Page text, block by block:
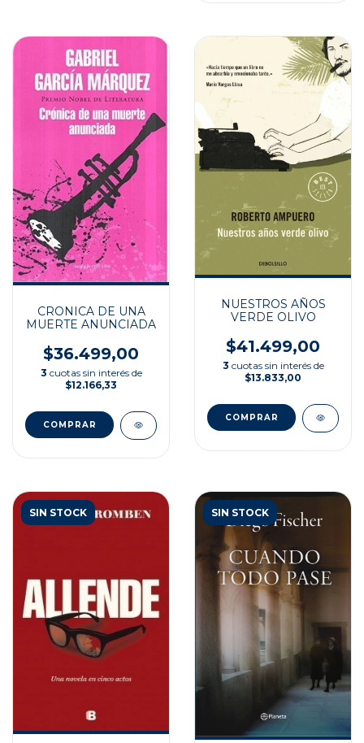
CRONICA DE UNA
MUERTE ANUNCIADA
$36.499,00
3 cuotas sin interés de
$12.166,33
NUESTROS AÑOS
VERDE OLIVO
$41.499,00
3 cuotas sin interés de
$13.833,00
SIN STOCK SIN STOCK